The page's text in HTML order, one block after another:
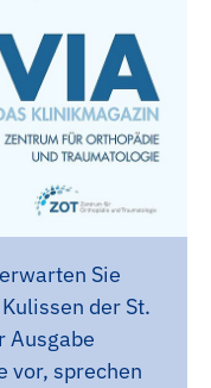
Sie
der St.
Ausgabe
vor, sprechen